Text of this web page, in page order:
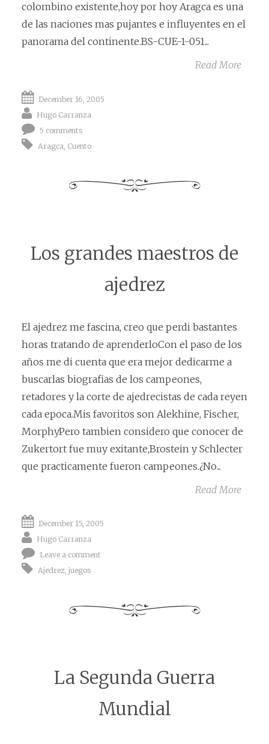
colombino existente,hoy por hoy Aragca es una
de las naciones mas pujantes e influyentes en el
panorama del continente.BS-CUE-1-051...
Read More
December 16, 2005
Hugo Carranza
5 comments
Aragca Cuento
Los grandes maestros de
ajedrez
El ajedrez me fascina, creo que perdi bastantes
horas tratando de aprenderloCon el paso de los
años me di cuenta que era mejor dedicarme a
buscarlas biografias de los campeones,
retadores y la corte de ajedrecistas de cada reyen
cada epoca.Mis favoritos son Alekhine, Fischer,
MorphyPero tambien considero que conocer de
Zukertort fue muy exitante,Brostein y Schlecter
que practicamente fueron campeones.¿No...
Read More
December 15, 2005
Hugo Carranza
Leave a comment
Ajedrez, juegos
La Segunda Guerra
Mundial